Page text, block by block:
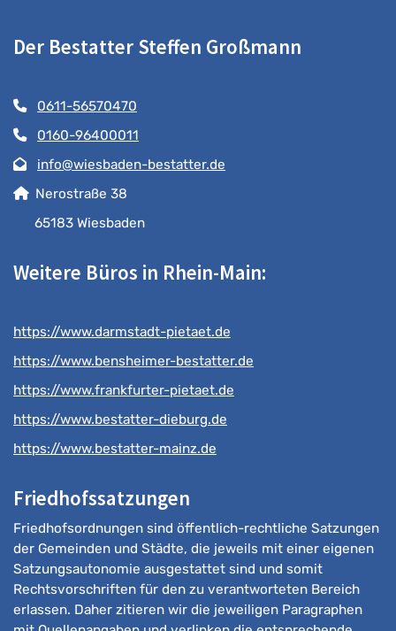
Der Bestatter Steffen Großmann
0611-56570470
0160-96400011
info@wiesbaden-bestatter.de
Nerostraße 38
65183 Wiesbaden
Weitere Büros in Rhein-Main:
https://www.darmstadt-pietaet.de
https://www.bensheimer-bestatter.de
https://www.frankfurter-pietaet.de
https://www.bestatter-dieburg.de
https://www.bestatter-mainz.de
Friedhofssatzungen
Friedhofsordnungen sind öffentlich-rechtliche Satzungen
der Gemeinden und Städte, die jeweils mit einer eigenen
Satzungsautonomie ausgestattet sind und somit
Rechtsvorschriften für den zu verantworteten Bereich
erlassen. Daher zitieren wir die jeweiligen Paragraphen